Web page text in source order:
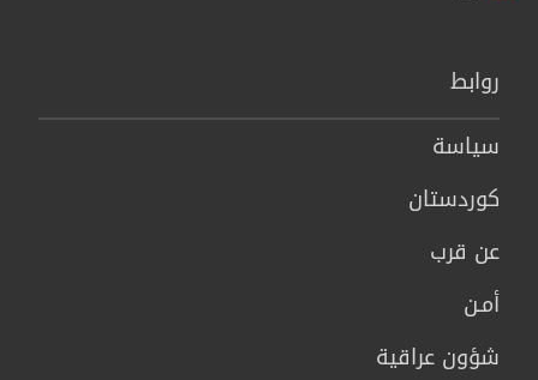
روابط
سیاسة
كوردستان
عن قرب
أمـن
شؤون عراقية